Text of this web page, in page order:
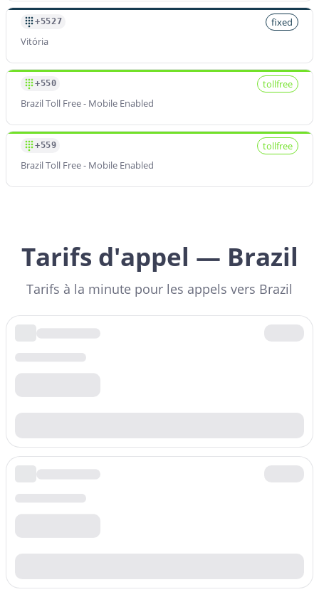
+5527
fixed
Vitória
+550
tollfree
Brazil Toll Free - Mobile Enabled
+559
tollfree
Brazil Toll Free - Mobile Enabled
Tarifs d'appel — Brazil
Tarifs à la minute pour les appels vers Brazil